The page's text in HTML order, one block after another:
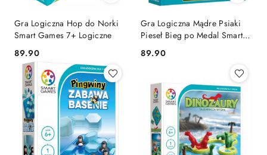
Gra Logiczna Hop do Norki
Smart Games 7+ Logiczne
Cena:
89.90
Gra Logiczna Mądre Psiaki
Pieseł Bieg po Medal Smart
Games 7+ 60 Zadań
Cena:
89.90